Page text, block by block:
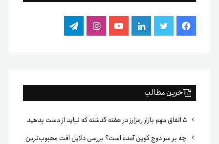
فیس
بوک
توییتر لینکدینیوتیوباینستاگرام
تلگرام
آخرین مطالب
چه بر سر دوج کوین آمده است؟ بررسی دلایل افت محبوب‌ترین